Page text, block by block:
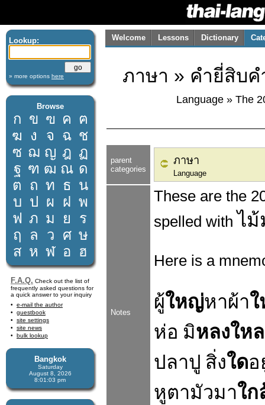
Lookup:
» more options here
Browse
ก ข ฃ ค ฅ
ฆ ง จ ฉ ช
ซ ฌ ญ ฎ ฏ
ฐ ฑ ฒ ณ ด
ต ถ ท ธ น
บ ป ผ ฝ พ
ฟ ภ ม ย
ร
ฤ
ล ว ศ ษ
ส ห ฬ อ ฮ
F.A.Q. Check out the list of
frequently asked questions for
a quick answer to your inquiry
e-mail the author
guestbook
site settings
site news
bulk lookup
Bangkok
Saturday
August 8, 2026
8:01:03 pm
Welcome Lessons Dictionary
ภาษา » คำยี่สิบ
Language » The
parent
categories
ภาษา
Language
Notes
These are the
spelled with ไ
Here is a
ผู้ใหญ่หาผ้า
ห่อ มิหลงให
ปลาปู สิ่งใดอ
หูตามัวมาใก